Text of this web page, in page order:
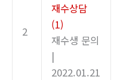
2
재수상담
(1)
재수생 문의
|
2022.01.21